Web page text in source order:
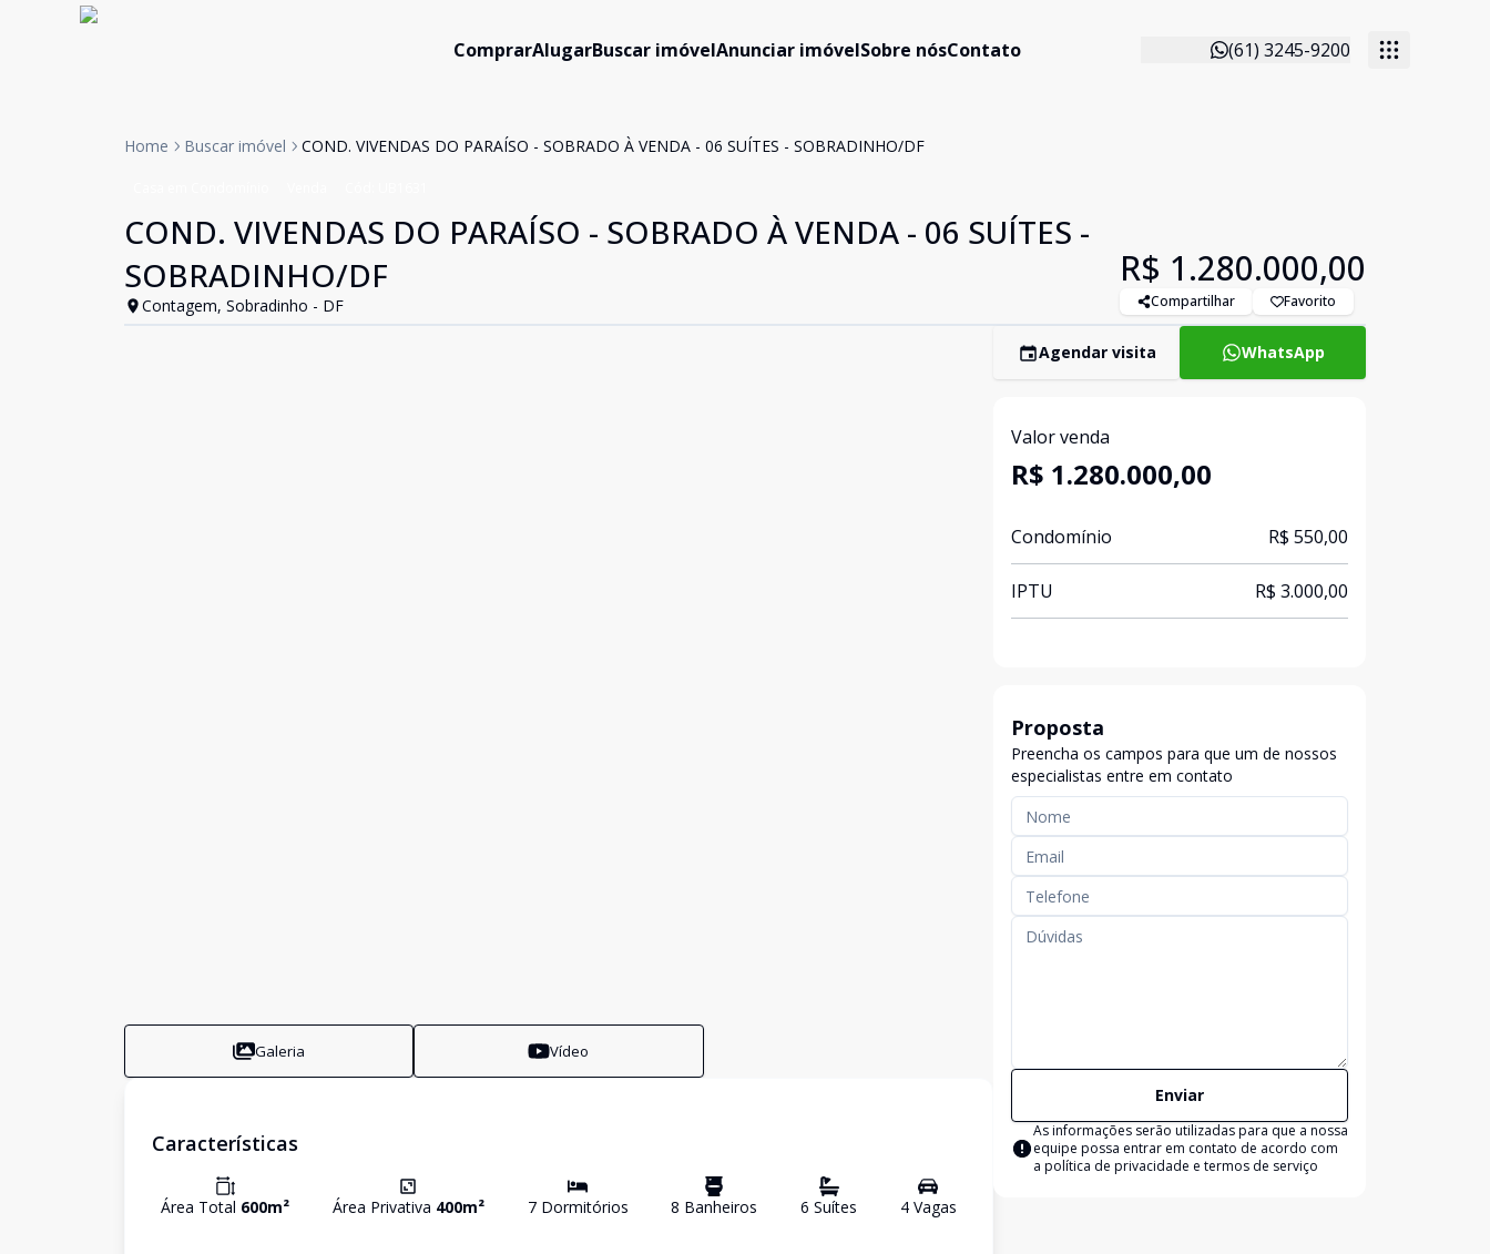
ComprarAlugarBuscar imóvelAnunciar imóvelSobre nósContato (61) 3245-9200
Home Buscar imóvel COND. VIVENDAS DO PARAÍSO - SOBRADO À VENDA - 06 SUÍTES - SOBRADINHO/DF
COND. VIVENDAS DO PARAÍSO - SOBRADO À VENDA - 06 SUÍTES -
SOBRADINHO/DF
Contagem, Sobradinho - DF
R$ 1.280.000,00
Compartilhar Favorito
Galeria Vídeo
Características
Área Total 600m² Área Privativa 400m² 7Dormitórios 8 Banheiros 6 Suítes 4Vagas
Agendar visita WhatsApp
Valor venda
R$ 1.280.000,00
Condomínio R$ 550,00
IPTU R$ 3.000,00
Proposta
Preencha os campos para que um de nossos
especialistas entre em contato
Enviar
As informações serão utilizadas para que a nossa
equipe possa entrar em contato de acordo com
a política de privacidade e termos de serviço